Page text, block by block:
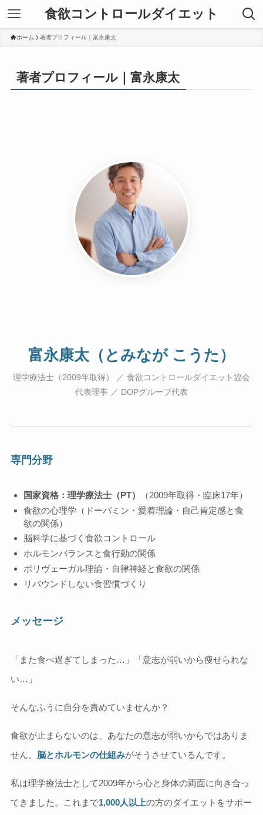
食欲コントロールダイエット
ホーム 著者プロフィール｜富永康太
著者プロフィール｜富永康太
富永康太（とみなが こうた）
理学療法士（2009年取得） ／ 食欲コントロールダイエット協会
代表理事 ／ DOPグループ代表
専門分野
国家資格：理学療法士（PT）
（2009年取得・臨床17年）
食欲の心理学（ドーパミン・愛着理論・自己肯定感と食
欲の関係）
脳科学に基づく食欲コントロール
ホルモンバランスと食行動の関係
ポリヴェーガル理論・自律神経と食欲の関係
リバウンドしない食習慣づくり
メッセージ
「また食べ過ぎてしまった…」「意志が弱いから痩せられな
い…」
そんなふうに自分を責めていませんか？
食欲が止まらないのは、あなたの意志が弱いからではありま
せん。 脳とホルモンの仕組みがそうさせているんです。
私は理学療法士として2009年から心と身体の両面に向き合っ
てきました。これまで1,000人以上の方のダイエットをサポー